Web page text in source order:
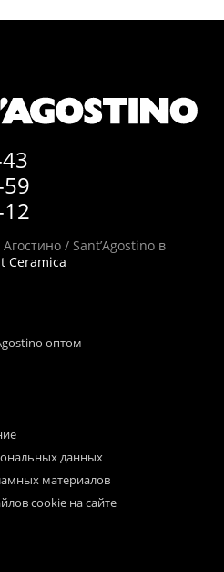
/ Sant’Agostino в
Ceramica
оптом
данных
материалов
cookie на сайте